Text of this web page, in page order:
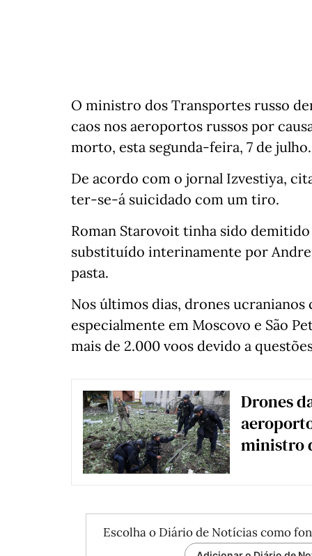
O ministro dos Transportes russo
caos nos aeroportos russos por
morto, esta segunda-feira, 7 de julho.
De acordo com o jornal Izvestiya,
ter-se-á suicidado com um tiro.
Roman Starovoit tinha sido demitido
substituído interinamente por
pasta.
Nos últimos dias, drones ucranianos
especialmente em Moscovo e São
mais de 2.000 voos devido a
Drones
ministro
Escolha o Diário de Notícias como